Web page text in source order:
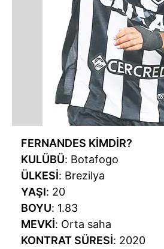
6698 sayılı Kişisel Verilerin
hazırlanmış Aydınlatma Metnimizi
ilgili mevzuata uygun olarak
almak için lütfen
tıklayınız.
FERNANDES KİMDİR?
KULÜBÜ: Botafogo
ÜLKESİ: Brezilya
YAŞI: 20
BOYU: 1.83
MEVKİ: Orta saha
KONTRAT SÜRESİ: 2020